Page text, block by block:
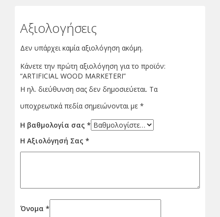
Αξιολογήσεις
Δεν υπάρχει καμία αξιολόγηση ακόμη.
Κάνετε την πρώτη αξιολόγηση για το προϊόν:
“ARTIFICIAL WOOD MARKETERI”
Η ηλ. διεύθυνση σας δεν δημοσιεύεται. Τα
υποχρεωτικά πεδία σημειώνονται με *
Η βαθμολογία σας *
Η Αξιολόγησή Σας *
Όνομα *